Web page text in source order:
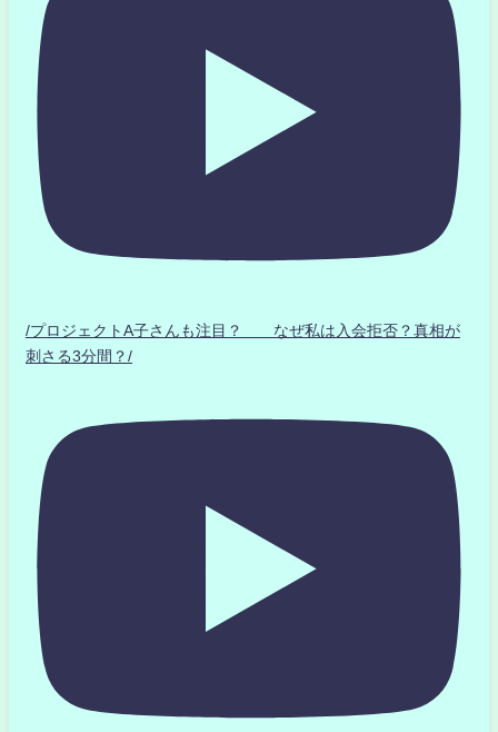
/プロジェクトA子さんも注目？ なぜ私は入会拒否？真相が
刺さる3分間？/